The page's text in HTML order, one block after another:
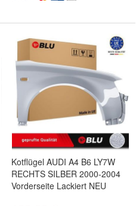
Kotflügel AUDI A4 B6 LY7W
RECHTS SILBER 2000-2004
Vorderseite Lackiert NEU